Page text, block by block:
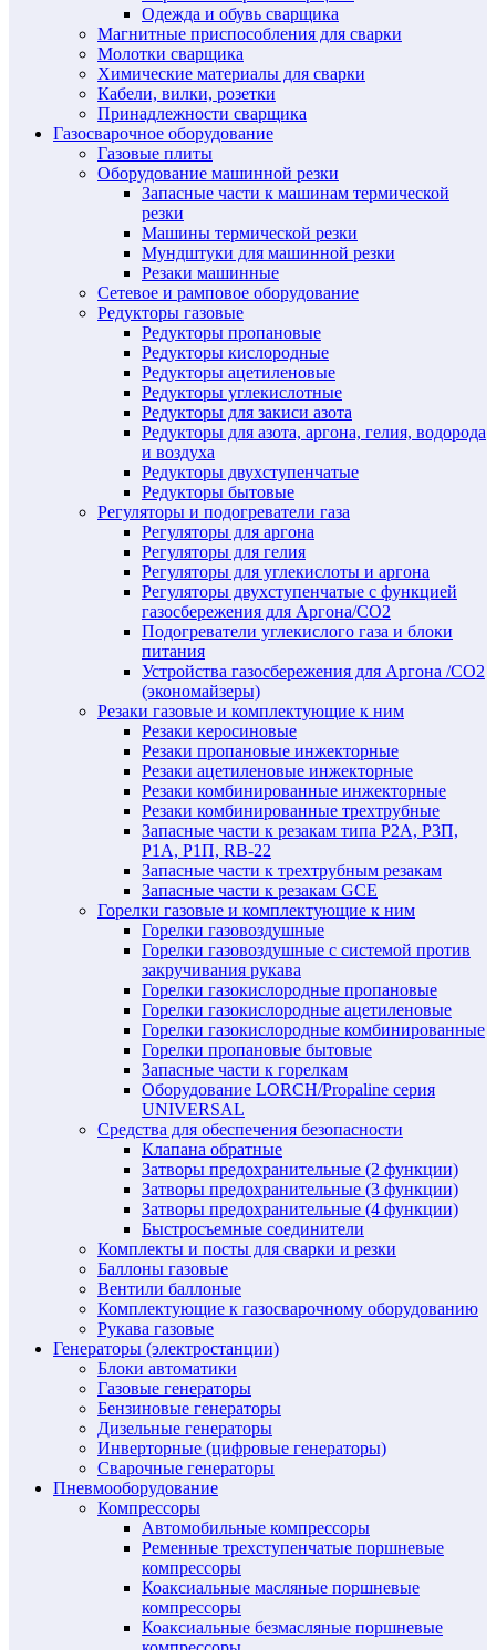
Одежда и обувь сварщика
Магнитные приспособления для сварки
Молотки сварщика
Химические материалы для сварки
Кабели, вилки, розетки
Принадлежности сварщика
Газосварочное оборудование
Газовые плиты
Оборудование машинной резки
Запасные части к машинам термической
резки
Машины термической резки
Мундштуки для машинной резки
Резаки машинные
Сетевое и рамповое оборудование
Редукторы газовые
Редукторы пропановые
Редукторы кислородные
Редукторы ацетиленовые
Редукторы углекислотные
Редукторы для закиси азота
Редукторы для азота, аргона, гелия, водорода
и воздуха
Редукторы двухступенчатые
Редукторы бытовые
Регуляторы и подогреватели газа
Регуляторы для аргона
Регуляторы для гелия
Регуляторы для углекислоты и аргона
Регуляторы двухступенчатые c функцией
газосбережения для Аргона/СО2
Подогреватели углекислого газа и блоки
питания
Устройства газосбережения для Аргона /СО2
(экономайзеры)
Резаки газовые и комплектующие к ним
Резаки керосиновые
Резаки пропановые инжекторные
Резаки ацетиленовые инжекторные
Резаки комбинированные инжекторные
Резаки комбинированные трехтрубные
Запасные части к резакам типа Р2А, Р3П,
Р1А, Р1П, RB-22
Запасные части к трехтрубным резакам
Запасные части к резакам GCE
Горелки газовые и комплектующие к ним
Горелки газовоздушные
Горелки газовоздушные с системой против
закручивания рукава
Горелки газокислородные пропановые
Горелки газокислородные ацетиленовые
Горелки газокислородные комбинированные
Горелки пропановые бытовые
Запасные части к горелкам
Оборудование LORCH/Propaline серия
UNIVERSAL
Средства для обеспечения безопасности
Клапана обратные
Затворы предохранительные (2 функции)
Затворы предохранительные (3 функции)
Затворы предохранительные (4 функции)
Быстросъемные соединители
Комплекты и посты для сварки и резки
Баллоны газовые
Вентили баллоные
Комплектующие к газосварочному оборудованию
Рукава газовые
Генераторы (электростанции)
Блоки автоматики
Газовые генераторы
Бензиновые генераторы
Дизельные генераторы
Инверторные (цифровые генераторы)
Сварочные генераторы
Пневмооборудование
Компрессоры
Автомобильные компрессоры
Ременные трехступенчатые поршневые
компрессоры
Коаксиальные масляные поршневые
компрессоры
Коаксиальные безмасляные поршневые